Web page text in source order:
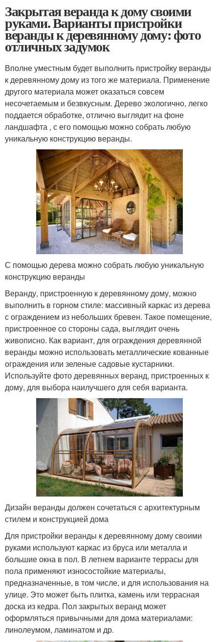
Закрытая веранда к дому своими
руками. Варианты пристройки
веранды к деревянному дому: фото
отличных задумок
Вполне уместным будет выполнить пристройку веранды
к деревянному дому из того же материала. Применение
другого материала может оказаться совсем
несочетаемым и безвкусным. Дерево экологично, легко
поддается обработке, отлично выглядит на фоне
ландшафта , с его помощью можно собрать любую
уникальную конструкцию веранды.
С помощью дерева можно собрать любую уникальную
конструкцию веранды
Веранду, пристроенную к деревянному дому, можно
выполнить в горном стиле: массивный каркас из дерева
с ограждением из небольших бревен. Такое помещение,
пристроенное со стороны сада, выглядит очень
живописно. Как вариант, для ограждения деревянной
веранды можно использовать металлические кованные
ограждения или зеленые садовые кустарники.
Используйте фото деревянных веранд, пристроенных к
дому, для выбора наилучшего для себя варианта.
Дизайн веранды должен сочетаться с архитектурным
стилем и конструкцией дома
Для пристройки веранды к деревянному дому своими
руками используют каркас из бруса или металла и
большие окна в пол. В летнем варианте террасы для
пола применяют износостойкие материалы,
предназначенные, в том числе, и для использования на
улице. Это может быть плитка, камень или террасная
доска из кедра. Пол закрытых веранд может
оформляться привычными для дома материалами:
линолеумом, ламинатом и др.